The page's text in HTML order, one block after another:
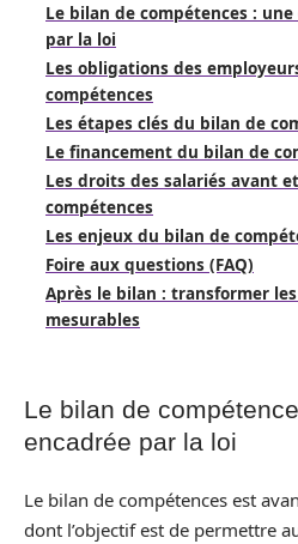
Le bilan de compétences :
par la loi
Les obligations des
compétences
Les étapes clés du bilan de
Le financement du bilan de
Les droits des salariés avant
compétences
Les enjeux du bilan de
Foire aux questions (FAQ)
Après le bilan : transformer
mesurables
Le bilan de
encadrée par la loi
Le bilan de compétences est
dont l’objectif est de permettre